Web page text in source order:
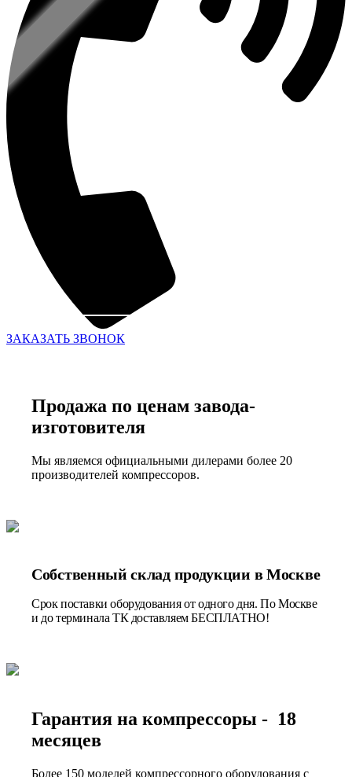
ЗАКАЗАТЬ ЗВОНОК
Продажа по ценам завода-
изготовителя
Мы являемся официальными дилерами более 20
производителей компрессоров.
Собственный склад продукции в Москве
Срок поставки оборудования от одного дня. По Москве
и до терминала ТК доставляем БЕСПЛАТНО!
Гарантия на компрессоры - 18
месяцев
Более 150 моделей компрессорного оборудования с